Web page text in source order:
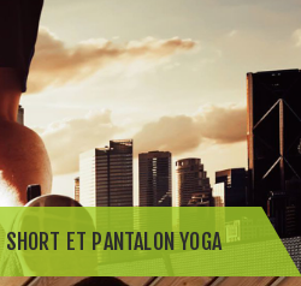
ET PANTALON YOGA